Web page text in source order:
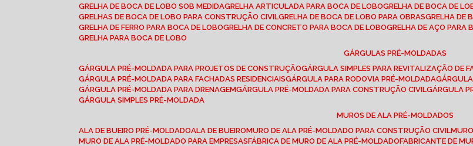
GRELHA DE BOCA DE LOBO SOB MEDIDA
GRELHA ARTICULADA PARA BOCA DE LOBO
GRELHA DE BOCA DE
GRELHAS DE BOCA DE LOBO PARA CONSTRUÇÃO CIVIL
GRELHA DE BOCA DE LOBO PARA OBRAS
GRELHA
GRELHA DE FERRO PARA BOCA DE LOBO
GRELHA DE CONCRETO PARA BOCA DE LOBO GRELHA DE AÇO PARA
GRELHA PARA BOCA DE LOBO
GÁRGULAS PRÉ-MOLDADAS
GÁRGULA PRÉ-MOLDADA PARA PROJETOS DE CONSTRUÇÃO
GÁRGULA SIMPLES PARA REVITALIZAÇÃO DE
GÁRGULA PRÉ-MOLDADA PARA FACHADAS RESIDENCIAIS
GÁRGULA PARA RODOVIA PRÉ-MOLDADA
GÁRGULA PRÉ-MOLDADA PARA DRENAGEM
GÁRGULA PRÉ-MOLDADA PARA CONSTRUÇÃO CIVIL GÁRGULA
GÁRGULA SIMPLES PRÉ-MOLDADA
MUROS DE ALA PRÉ-MOLDADOS
ALA DE BUEIRO PRÉ-MOLDADO ALA DE BUEIRO MURO DE ALA PRÉ-MOLDADO PARA CONSTRUÇÃO CIVIL
MURO DE ALA PRÉ-MOLDADO PARA EMPRESAS FÁBRICA DE MURO DE ALA PRÉ-MOLDADO FABRICANTE DE